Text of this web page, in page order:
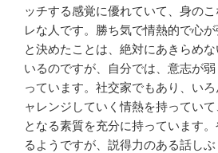
ッチする感覚に優れていて、身の
レな人です。勝ち気で情熱的で心
と決めたことは、絶対にあきらめ
いるのですが、自分では、意志が
っています。社交家でもあり、い
ャレンジしていく情熱を持ってい
となる素質を充分に持っています
るようですが、説得力のある話し